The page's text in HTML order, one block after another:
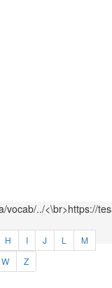
vocab/../<\br>https://
H I J L
M
W Z